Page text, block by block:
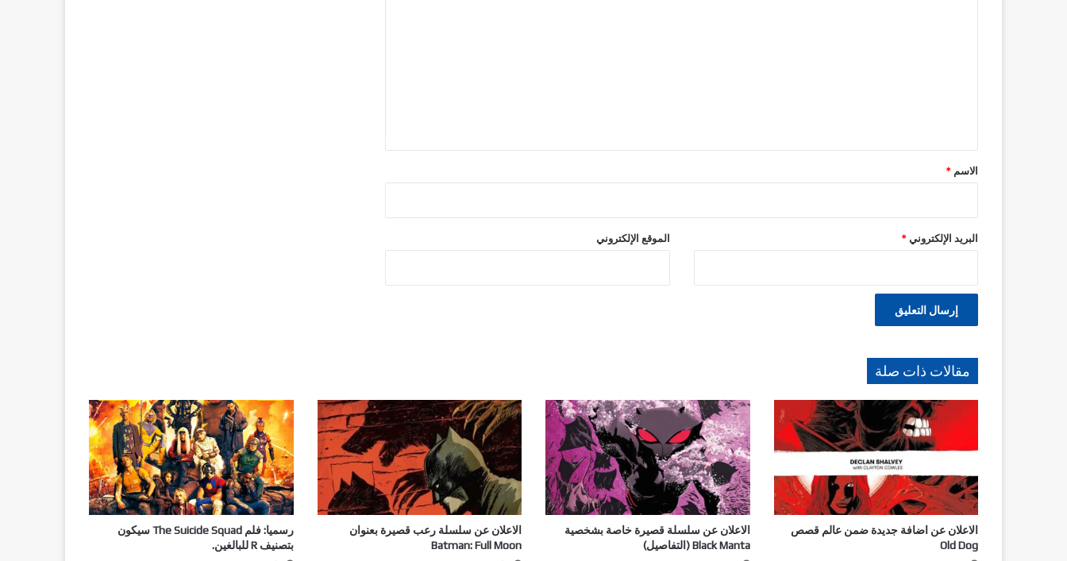
*
الاسم *
البريد الإلكتروني * الموقع الإلكتروني
مقالات ذات صلة
الاعلان عن اضافة جديدة ضمن عالم قصص
Old Dog
الاعلان عن سلسلة قصيرة خاصة بشخصية
Black Manta (التفاصيل)
الاعلان عن سلسلة رعب قصيرة بعنوان
Batman: Full Moon
رسميا: فلم The Suicide Squad سيكون
بتصنيف R للبالغين.